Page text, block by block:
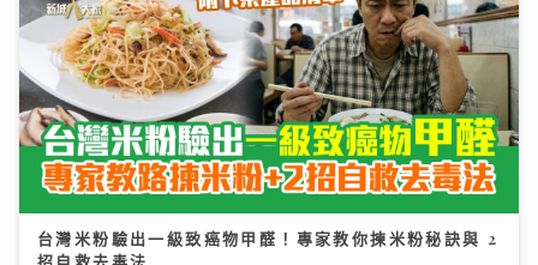
台灣米粉驗出一級致癌物甲醛！專家教你揀米粉秘訣與 2
招自救去毒法